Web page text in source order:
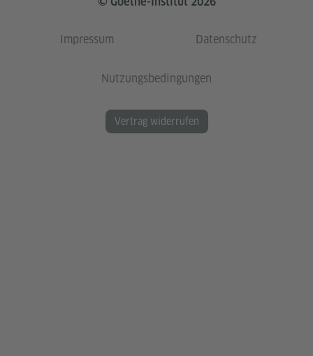
Impressum Datenschutz
Nutzungsbedingungen
Vertrag widerrufen